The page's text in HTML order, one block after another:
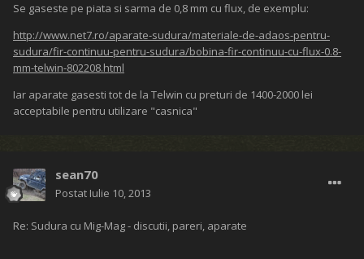
Se gaseste pe piata si sarma de 0,8 mm cu flux, de exemplu:
http://www.net7.ro/aparate-sudura/materiale-de-adaos-pentru-
sudura/fir-continuu-pentru-sudura/bobina-fir-continuu-cu-flux-0.8-
mm-telwin-802208.html
Iar aparate gasesti tot de la Telwin cu preturi de 1400-2000 lei
acceptabile pentru utilizare "casnica"
sean70
Postat Iulie 10, 2013
Re: Sudura cu Mig-Mag - discutii, pareri, aparate